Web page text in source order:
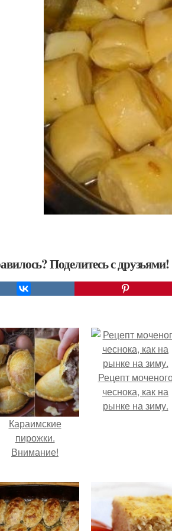
Поделитесь с друзьями!
Караимские
пирожки.
Внимание!
Рецепт
чеснока, как на
рынке на зиму.